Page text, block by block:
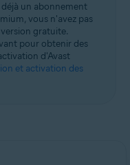
déjà un abonnement
vous n'avez pas
gratuite.
pour obtenir des
d'Avast
et activation des